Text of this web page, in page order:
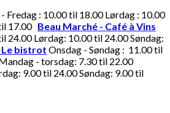
Fredag : 10.00 til 18.00 Lørdag : 10.00
17.00 Beau Marché - Café à Vins
24.00 Lørdag: 10.00 til 24.00 Søndag:
Le bistrot Onsdag - Søndag : 11.00 til
- torsdag: 7.30 til 22.00
9.00 til 24.00 Søndag: 9.00 til